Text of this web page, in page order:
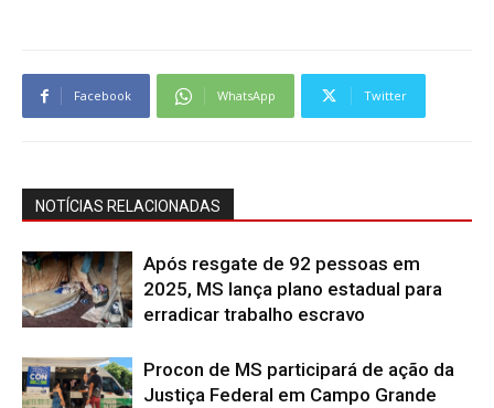
Facebook WhatsApp Twitter
NOTÍCIAS RELACIONADAS
Após resgate de 92 pessoas em
2025, MS lança plano estadual para
erradicar trabalho escravo
Procon de MS participará de ação da
Justiça Federal em Campo Grande